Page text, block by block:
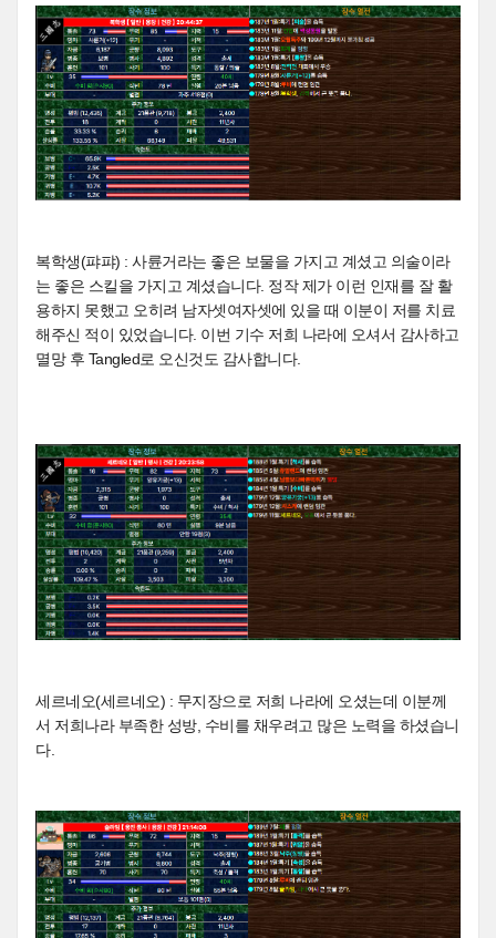
복학생(퍄퍄) : 사륜거라는 좋은 보물을 가지고 계셨고 의술이라
는 좋은 스킬을 가지고 계셨습니다. 정작 제가 이런 인재를 잘 활
용하지 못했고 오히려 남자셋여자셋에 있을 때 이분이 저를 치료
해주신 적이 있었습니다. 이번 기수 저희 나라에 오셔서 감사하고
멸망 후 Tangled로 오신것도 감사합니다.
세르네오(세르네오) : 무지장으로 저희 나라에 오셨는데 이분께
서 저희나라 부족한 성방, 수비를 채우려고 많은 노력을 하셨습니
다.